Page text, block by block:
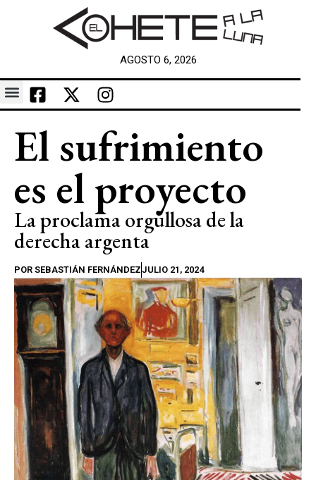
AGOSTO 6, 2026
El sufrimiento
es el proyecto
La proclama orgullosa de la
derecha argenta
POR SEBASTIÁN FERNÁNDEZJULIO 21, 2024